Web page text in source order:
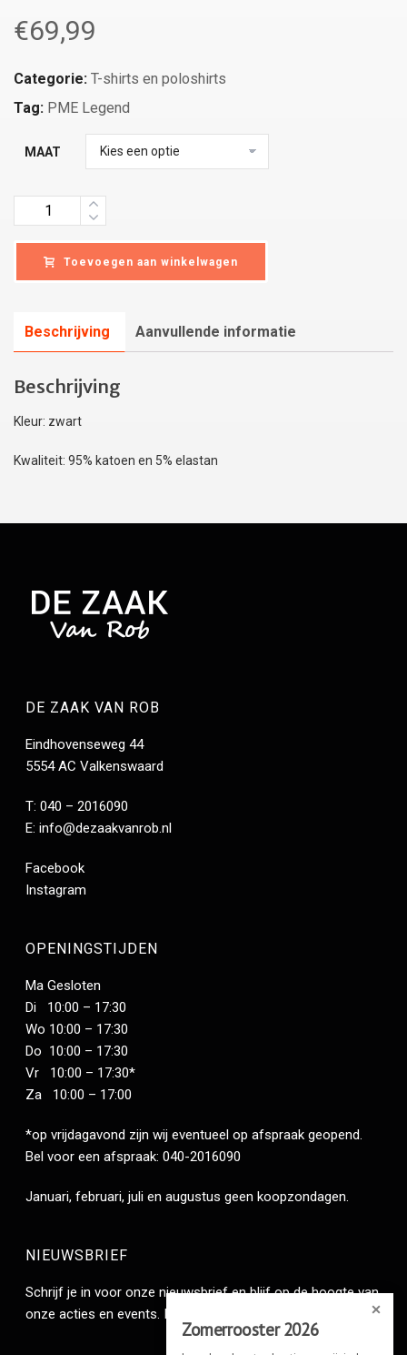
€69,99
Categorie: T-shirts en poloshirts
Tag: PME Legend
MAAT
Quantity
Toevoegen aan winkelwagen
Beschrijving Aanvullende informatie
Beschrijving
Kleur: zwart
Kwaliteit: 95% katoen en 5% elastan
DE ZAAK VAN ROB
Eindhovenseweg 44
5554 AC Valkenswaard
T: 040 – 2016090
E:info@dezaakvanrob.nl
Facebook
Instagram
OPENINGSTIJDEN
Ma Gesloten
Di 10:00 – 17:30
Wo 10:00 – 17:30
Do 10:00 – 17:30
Vr 10:00 – 17:30*
Za 10:00 – 17:00
*op vrijdagavond zijn wij eventueel op afspraak geopend.
Bel voor een afspraak: 040-2016090
Januari, februari, juli en augustus geen koopzondagen.
NIEUWSBRIEF
Schrijf je in voor onze nieuwsbrief en blijf op de hoogte van
onze acties en events.
Zomerrooster 2026